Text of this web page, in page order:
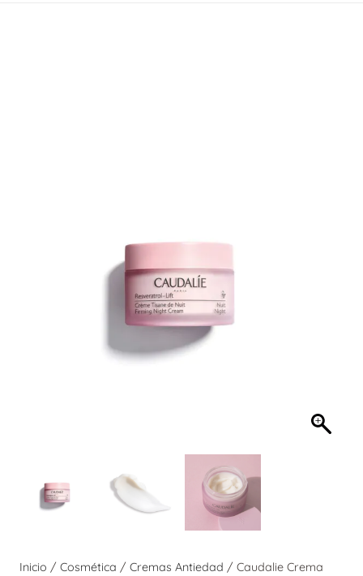
Inicio / Cosmética / Cremas Antiedad / Caudalie Crema